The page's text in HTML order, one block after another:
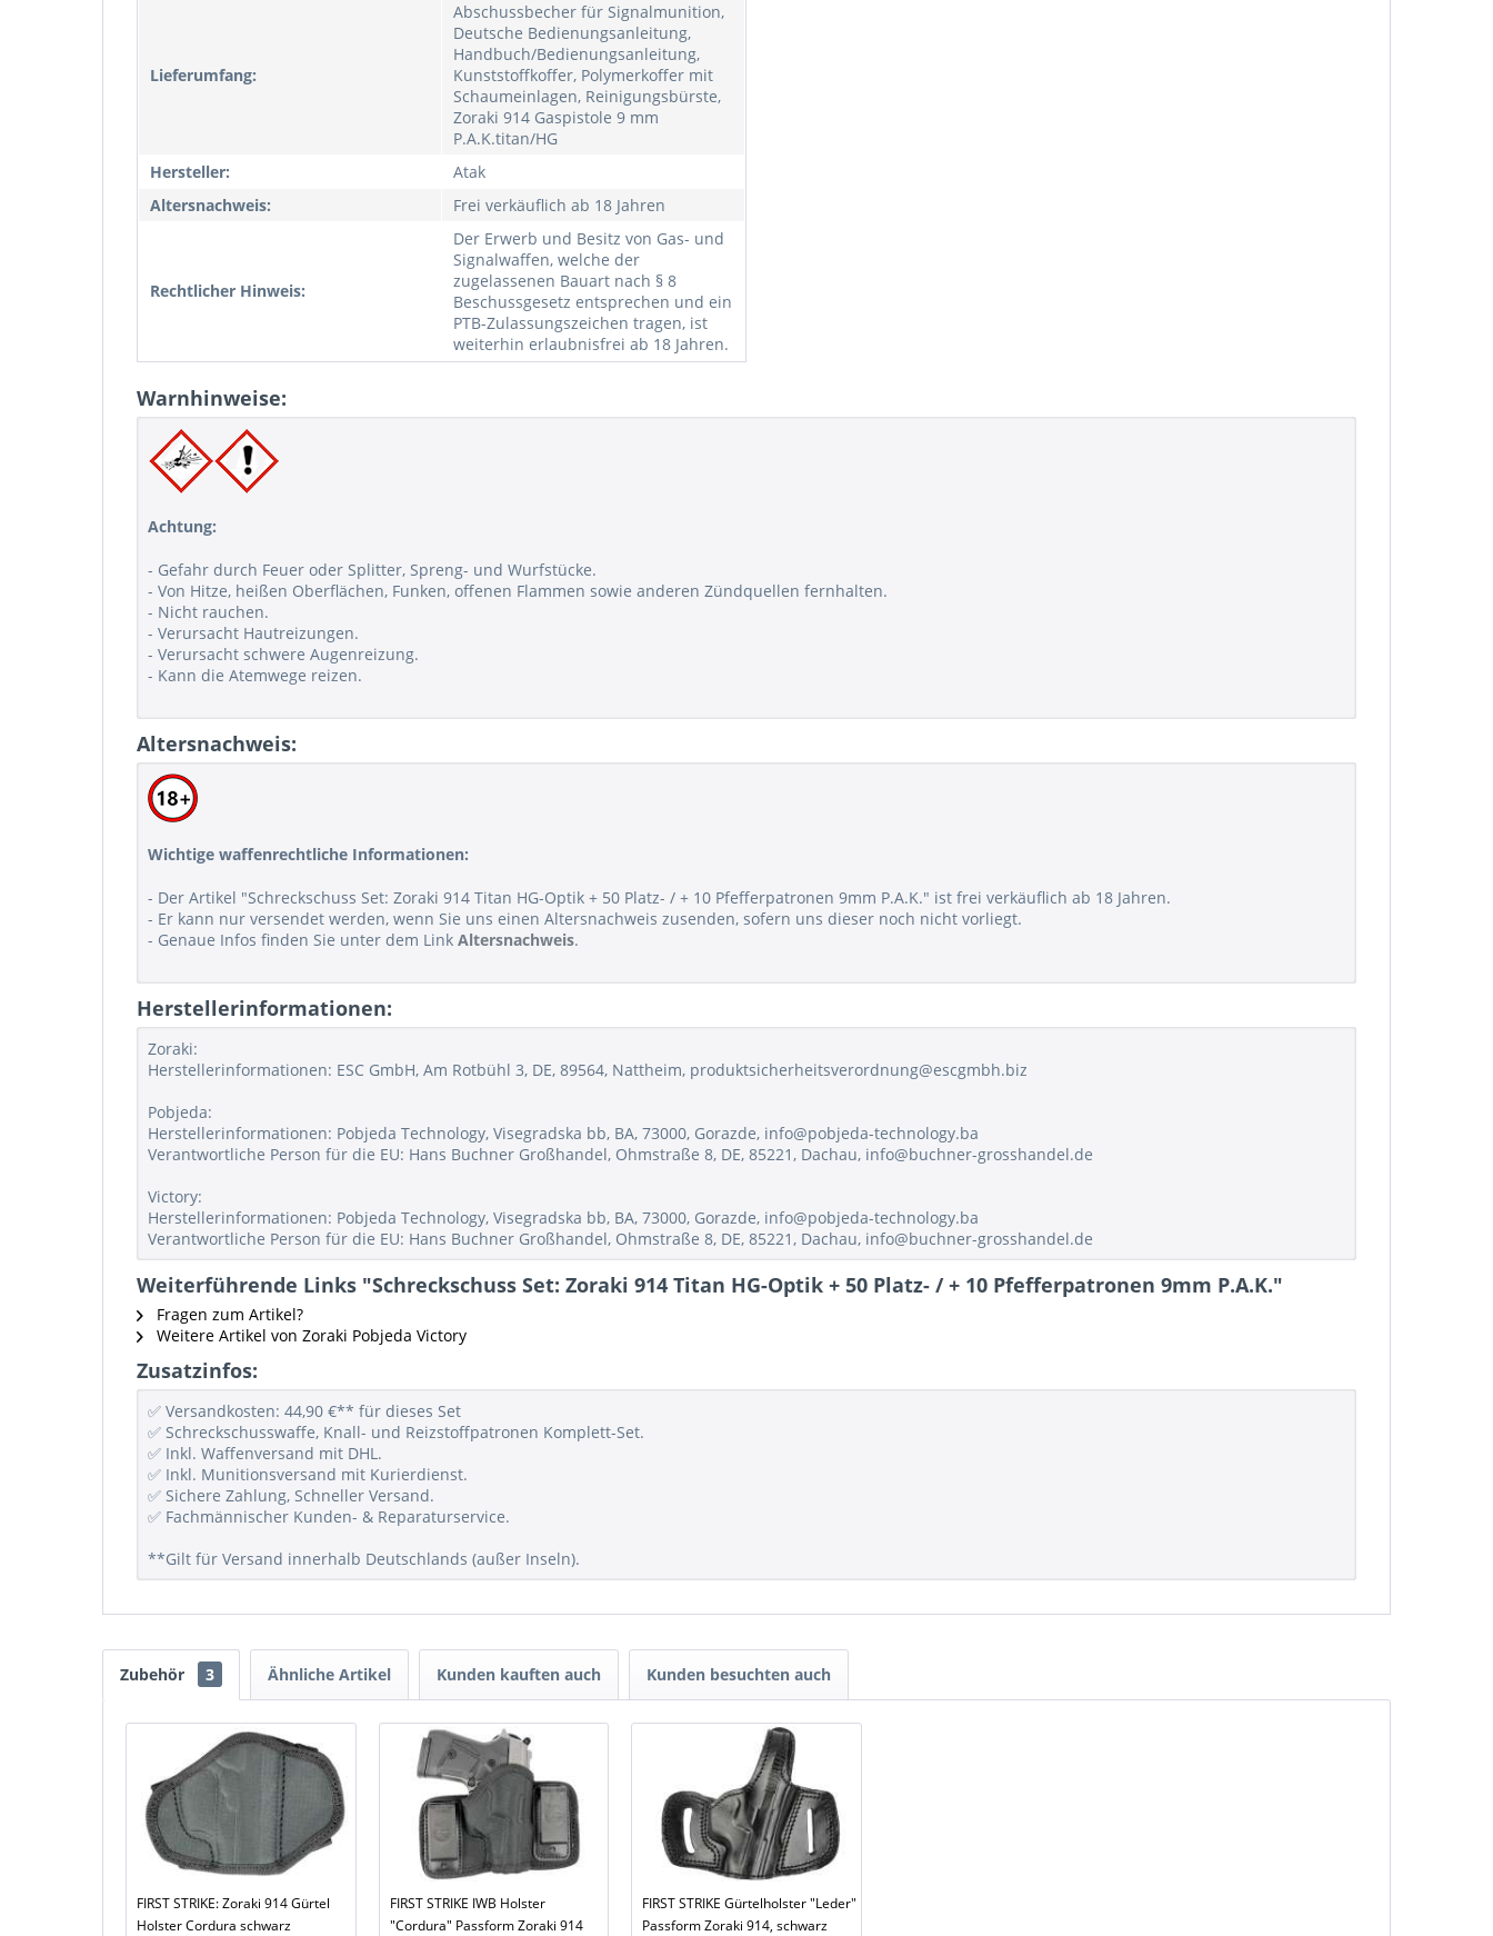
Lieferumfang:
Abschussbecher für Signalmunition,
Deutsche Bedienungsanleitung,
Handbuch/Bedienungsanleitung,
Kunststoffkoffer, Polymerkoffer mit
Schaumeinlagen, Reinigungsbürste,
Zoraki 914 Gaspistole 9 mm
P.A.K.titan/HG
Hersteller:
Atak
Altersnachweis:
Frei verkäuflich ab 18 Jahren
Rechtlicher Hinweis:
Der Erwerb und Besitz von Gas- und
Signalwaffen, welche der
zugelassenen Bauart nach § 8
Beschussgesetz entsprechen und ein
PTB-Zulassungszeichen tragen, ist
weiterhin erlaubnisfrei ab 18 Jahren.
Warnhinweise:
Achtung:
- Gefahr durch Feuer oder Splitter, Spreng- und Wurfstücke.
- Von Hitze, heißen Oberflächen, Funken, offenen Flammen sowie anderen Zündquellen fernhalten.
- Nicht rauchen.
- Verursacht Hautreizungen.
- Verursacht schwere Augenreizung.
- Kann die Atemwege reizen.
Altersnachweis:
Wichtige waffenrechtliche Informationen:
- Der Artikel "Schreckschuss Set: Zoraki 914 Titan HG-Optik + 50 Platz- / + 10 Pfefferpatronen 9mm P.A.K." ist frei verkäuflich ab 18 Jahren.
- Er kann nur versendet werden, wenn Sie uns einen Altersnachweis zusenden, sofern uns dieser noch nicht vorliegt.
- Genaue Infos finden Sie unter dem Link Altersnachweis.
Herstellerinformationen:
Zoraki:
Herstellerinformationen: ESC GmbH, Am Rotbühl 3, DE, 89564, Nattheim, produktsicherheitsverordnung@escgmbh.biz
Pobjeda:
Herstellerinformationen: Pobjeda Technology, Visegradska bb, BA, 73000, Gorazde, info@pobjeda-technology.ba
Verantwortliche Person für die EU: Hans Buchner Großhandel, Ohmstraße 8, DE, 85221, Dachau, info@buchner-grosshandel.de
Victory:
Herstellerinformationen: Pobjeda Technology, Visegradska bb, BA, 73000, Gorazde, info@pobjeda-technology.ba
Verantwortliche Person für die EU: Hans Buchner Großhandel, Ohmstraße 8, DE, 85221, Dachau, info@buchner-grosshandel.de
Weiterführende Links "Schreckschuss Set: Zoraki 914 Titan HG-Optik + 50 Platz- / + 10 Pfefferpatronen 9mm P.A.K."
Fragen zum Artikel?
Weitere Artikel von Zoraki Pobjeda Victory
Zusatzinfos:
✅ Versandkosten: 44,90 €** für dieses Set
✅ Schreckschusswaffe, Knall- und Reizstoffpatronen Komplett-Set.
✅ Inkl. Waffenversand mit DHL.
✅ Inkl. Munitionsversand mit Kurierdienst.
✅ Sichere Zahlung, Schneller Versand.
✅ Fachmännischer Kunden- & Reparaturservice.
**Gilt für Versand innerhalb Deutschlands (außer Inseln).
Zubehör 3 Ähnliche Artikel Kunden kauften auch Kunden besuchten auch
FIRST STRIKE: Zoraki 914 Gürtel
Holster Cordura schwarz
FIRST STRIKE IWB Holster
"Cordura" Passform Zoraki 914
FIRST STRIKE Gürtelholster "Leder"
Passform Zoraki 914, schwarz